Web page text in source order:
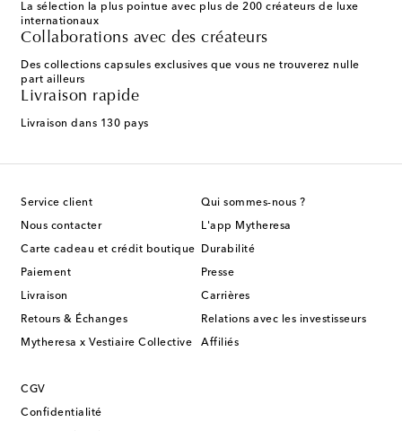
La sélection la plus pointue avec plus de 200 créateurs de luxe
internationaux
Collaborations avec des créateurs
Des collections capsules exclusives que vous ne trouverez nulle
part ailleurs
Livraison rapide
Livraison dans 130 pays
Service client
Nous contacter
Carte cadeau et crédit boutique
Paiement
Livraison
Retours & Échanges
Mytheresa x Vestiaire Collective
Qui sommes-nous ?
L'app Mytheresa
Durabilité
Presse
Carrières
Relations avec les investisseurs
Affiliés
CGV
Confidentialité